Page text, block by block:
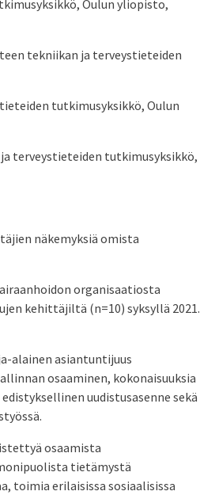
Oulun yliopisto,
tekniikan ja terveystieteiden
tutkimusyksikkö, Oulun
terveystieteiden tutkimusyksikkö,
näkemyksiä omista
organisaatiosta
kehittäjiltä (n=10) syksyllä 2021.
alainen asiantuntijuus
osaaminen, kokonaisuuksia
uudistusasenne sekä
osaamista
tietämystä
toimia erilaisissa sosiaalisissa